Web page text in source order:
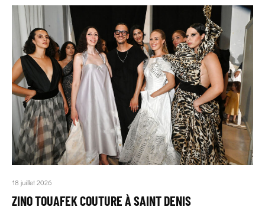
18 juillet 2026
ZINO TOUAFEK COUTURE À SAINT DENIS